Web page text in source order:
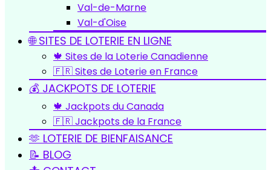
Val-de-Marne
Val-d'Oise
🌐 SITES DE LOTERIE EN LIGNE
🍁 Sites de la Loterie Canadienne
🇫🇷 Sites de Loterie en France
💰 JACKPOTS DE LOTERIE
🍁 Jackpots du Canada
🇫🇷 Jackpots de la France
🫶 LOTERIE DE BIENFAISANCE
📝 BLOG